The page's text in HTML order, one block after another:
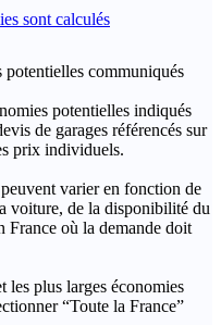
sont calculés
communiqués
potentielles indiqués
de garages référencés sur
prix individuels.
varier en fonction de
voiture, de la disponibilité du
France où la demande doit
les plus larges économies
“Toute la France”